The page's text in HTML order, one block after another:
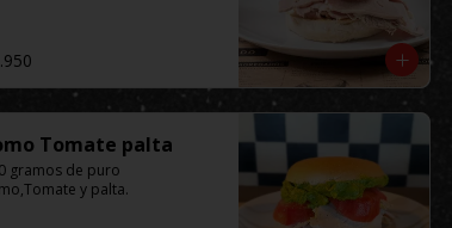
Tomate palta
gramos de puro
y palta.